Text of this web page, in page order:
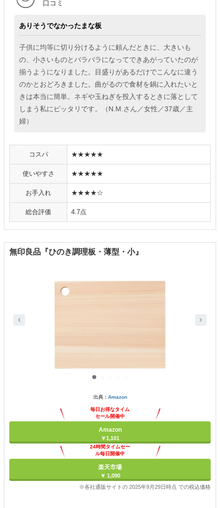
口コミ
ありそうでなかったまな板
子供に均等に切り分けるように頼んだときに、大きいも
の、小さいものとバラバラになってできあがっていたのが
揃うようになりました。目盛りがあるだけでこんなに違う
のかとおどろきました。曲がるので食材を鍋に入れたいと
きは本当に簡単。ネギや玉ねぎを投入するときに落として
しまう私にピッタリです。（N.M.さん／女性／37歳／主
婦）
コスパ ★★★★★
使いやすさ ★★★★★
お手入れ ★★★★☆
総合評価 4.7点
無印良品『ひのき調理板・薄型・小』
出典： Amazon
毎日お得なタイム
セール開催中
Amazon
￥1,101
24時間タイムセー
ル毎日開催中
楽天市場
￥ 1,090
※各社通販サイトの 2025年9月29日時点 での税込価格